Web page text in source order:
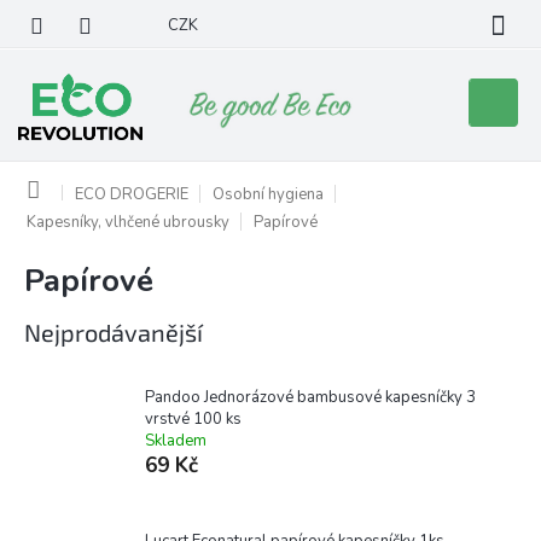
obsah
CZK
košík
Domů ECO DROGERIE
Osobní hygiena
Kapesníky, vlhčené ubrousky
Papírové
Papírové
Nejprodávanější
Pandoo Jednorázové bambusové kapesníčky 3
vrstvé 100 ks
Skladem
69 Kč